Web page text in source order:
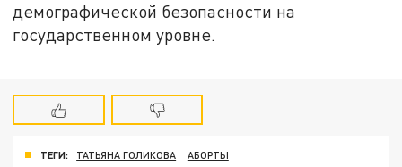
демографической безопасности на
государственном уровне.
ТЕГИ: ТАТЬЯНА ГОЛИКОВА
АБОРТЫ